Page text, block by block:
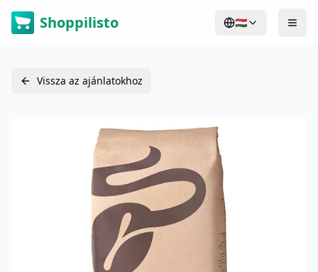
Shoppilisto 🇭🇺
Vissza az ajánlatokhoz